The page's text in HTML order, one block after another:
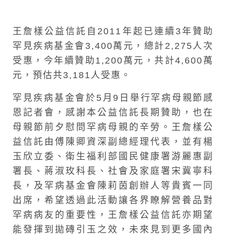
王詹樣公益信託自2011年起已連續3年贊助
罕見疾病基金會3,400萬元，總計2,275人次
受惠，今年續贊助1,200萬元，共計4,600萬
元，預估共3,181人受惠。
罕見疾病基金會於5月9日舉行罕病母親節感
恩記者會，感謝本公益信託長期贊助，也在
母親節前夕慰問罕病母親的辛勞。王詹樣公
益信託由傅陳卿資深副總經理代表，並有楊
玉欣立委、衛生福利部國民健康署游麗惠副
署長、蔣淑玫科長、社會及家庭署宋冀寧科
長，及罕病基金會陳莉茵創辦人等貴賓一同
出席，希望透過此活動讓各界瞭解營養品對
罕病病友的重要性，王詹樣公益信託亦期望
能發揮到拋磚引玉之效，未來見到更多國內